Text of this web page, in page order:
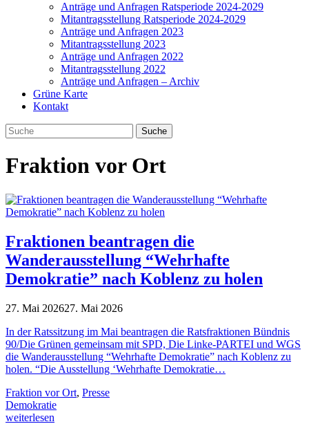
Anträge und Anfragen Ratsperiode 2024-2029
Mitantragsstellung Ratsperiode 2024-2029
Anträge und Anfragen 2023
Mitantragsstellung 2023
Anträge und Anfragen 2022
Mitantragsstellung 2022
Anträge und Anfragen – Archiv
Grüne Karte
Kontakt
Fraktion vor Ort
Fraktionen beantragen die
Wanderausstellung “Wehrhafte
Demokratie” nach Koblenz zu holen
27. Mai 202627. Mai 2026
In der Ratssitzung im Mai beantragen die Ratsfraktionen Bündnis
90/Die Grünen gemeinsam mit SPD, Die Linke-PARTEI und WGS
die Wanderausstellung “Wehrhafte Demokratie” nach Koblenz zu
holen. “Die Ausstellung ‘Wehrhafte Demokratie…
Fraktion vor Ort, Presse
Demokratie
weiterlesen